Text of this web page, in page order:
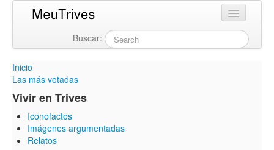
Buscar:
Inicio
Las más votadas
Vivir en Trives
Iconofactos
Imágenes argumentadas
Relatos